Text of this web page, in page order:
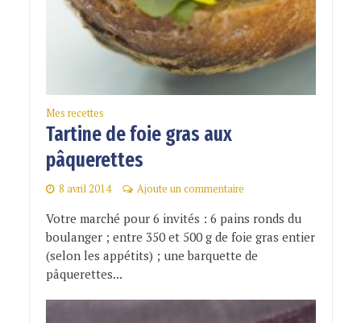
Mes recettes
Tartine de foie gras aux
pâquerettes
8 avril 2014 Ajoute un commentaire
Votre marché pour 6 invités : 6 pains ronds du
boulanger ; entre 350 et 500 g de foie gras entier
(selon les appétits) ; une barquette de
pâquerettes...